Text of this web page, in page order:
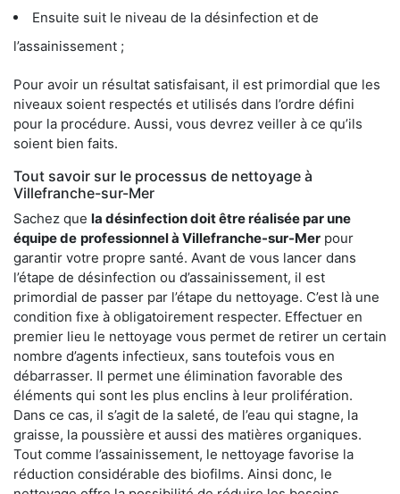
Ensuite suit le niveau de la désinfection et de
l’assainissement ;
Pour avoir un résultat satisfaisant, il est primordial que les
niveaux soient respectés et utilisés dans l’ordre défini
pour la procédure. Aussi, vous devrez veiller à ce qu’ils
soient bien faits.
Tout savoir sur le processus de nettoyage à
Villefranche-sur-Mer
Sachez que la désinfection doit être réalisée par une
équipe de professionnel à Villefranche-sur-Mer pour
garantir votre propre santé. Avant de vous lancer dans
l’étape de désinfection ou d’assainissement, il est
primordial de passer par l’étape du nettoyage. C’est là une
condition fixe à obligatoirement respecter. Effectuer en
premier lieu le nettoyage vous permet de retirer un certain
nombre d’agents infectieux, sans toutefois vous en
débarrasser. Il permet une élimination favorable des
éléments qui sont les plus enclins à leur prolifération.
Dans ce cas, il s’agit de la saleté, de l’eau qui stagne, la
graisse, la poussière et aussi des matières organiques.
Tout comme l’assainissement, le nettoyage favorise la
réduction considérable des biofilms. Ainsi donc, le